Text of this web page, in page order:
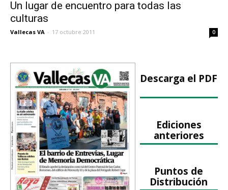
Un lugar de encuentro para todas las
culturas
Vallecas VA - 17 octubre 2011 0
Descarga el PDF
Ediciones
anteriores
Puntos de
Distribución